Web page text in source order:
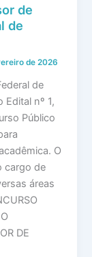
de
de
de 2026
de
Edital nº 1,
Público
O
cargo de
áreas
DE